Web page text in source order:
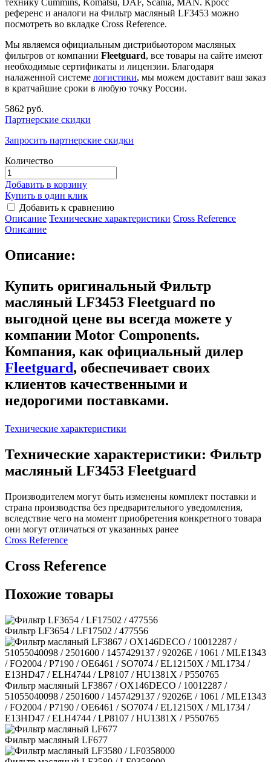
технику Cummins, Komatsu, DAF, Scania, MAN. Кросс
референс и аналоги на Фильтр масляный LF3453 можно
посмотреть во вкладке Cross Reference.
Мы являемся официальным дистрибьютором масляных
фильтров от компании Fleetguard, все товары на сайте имеют
необходимые сертификаты и лицензии. Благодаря
налаженной системе логистики, мы можем доставит ваш заказ
в кратчайшие сроки в любую точку России.
5862 руб.
Партнерские скидки
Запросить партнерские скидки
Количество
Добавить в корзину
Купить в один клик
Добавить к сравнению
Описание Технические характеристики Сross Reference
Описание
Описание:
Купить оригинальный Фильтр
масляный LF3453 Fleetguard по
выгодной цене вы всегда можете у
компании Motor Components.
Компания, как официальный дилер
Fleetguard, обеспечивает своих
клиентов качественными и
недорогими поставками.
Технические характеристики
Технические характеристики: Фильтр
масляный LF3453 Fleetguard
Производителем могут быть изменены комплект поставки и
страна производства без предварительного уведомления,
вследствие чего на момент приобретения конкретного товара
они могут отличаться от указанных ранее
Сross Reference
Сross Reference
Похожие товары
Фильтр LF3654 / LF17502 / 477556
Фильтр масляный LF3867 / OX146DECO / 10012287 /
51055040098 / 2501600 / 1457429137 / 92026E / 1061 / MLE1343
/ FO2004 / P7190 / OE6461 / SO7074 / EL12150X / ML1734 /
E13HD47 / ELH4744 / LP8107 / HU1381X / P550765
Фильтр масляный LF677